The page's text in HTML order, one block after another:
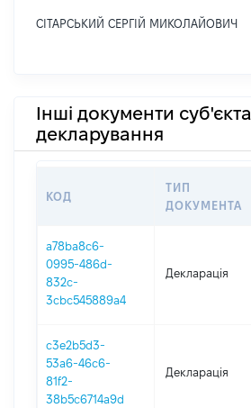
СІТАРСЬКИЙ СЕРГІЙ МИКОЛАЙОВИЧ
Інші документи суб'єкта
декларування
КОД
ТИП
ДОКУМЕНТА
a78ba8c6-
0995-486d-
832c-
3cbc545889a4
Декларація
c3e2b5d3-
53a6-46c6-
81f2-
38b5c6714a9d
Декларація